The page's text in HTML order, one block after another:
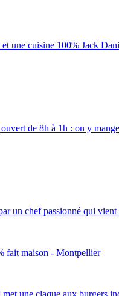
une cuisine 100% Jack
de 8h à 1h : on y
un chef passionné qui vient
fait maison - Montpellier
une claque aux burgers